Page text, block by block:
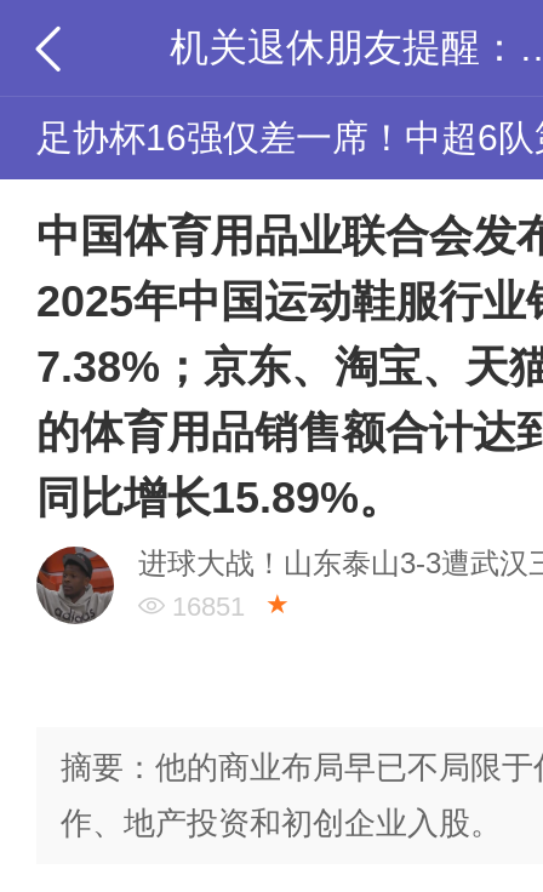
机关退休朋友提
足协杯16强仅差一席！中超6
中国体育用品业联合会发
2025年中国运动鞋服行业
7.38%；京东、淘宝、天
的体育用品销售额合计达
同比增长15.89%。
进球大战！山东泰山3-3遭武
16851 ★
摘要：他的商业布局早已不局限
作、地产投资和初创企业入股。